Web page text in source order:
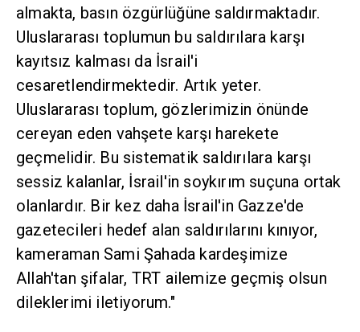
almakta, basın özgürlüğüne saldırmaktadır.
Uluslararası toplumun bu saldırılara karşı
kayıtsız kalması da İsrail'i
cesaretlendirmektedir. Artık yeter.
Uluslararası toplum, gözlerimizin önünde
cereyan eden vahşete karşı harekete
geçmelidir. Bu sistematik saldırılara karşı
sessiz kalanlar, İsrail'in soykırım suçuna ortak
olanlardır. Bir kez daha İsrail'in Gazze'de
gazetecileri hedef alan saldırılarını kınıyor,
kameraman Sami Şahada kardeşimize
Allah'tan şifalar, TRT ailemize geçmiş olsun
dileklerimi iletiyorum."